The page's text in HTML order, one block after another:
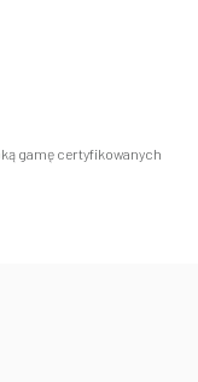
gamę certyfikowanych